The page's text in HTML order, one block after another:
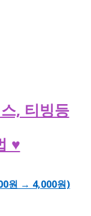
, 티빙등
♥
원 → 4,000원)